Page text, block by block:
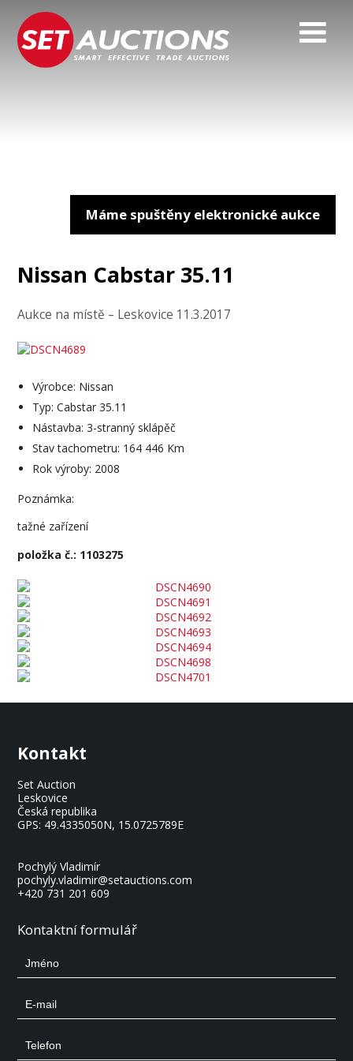
Máme spuštěny elektronické aukce
Nissan Cabstar 35.11
Aukce na místě – Leskovice 11.3.2017
Výrobce: Nissan
Typ: Cabstar 35.11
Nástavba: 3-stranný sklápěč
Stav tachometru: 164 446 Km
Rok výroby: 2008
Poznámka:
tažné zařízení
položka č.: 1103275
Kontakt
Set Auction
Leskovice
Česká republika
GPS: 49.4335050N, 15.0725789E
Pochylý Vladimír
pochyly.vladimir@setauctions.com
+420 731 201 609
Kontaktní formulář